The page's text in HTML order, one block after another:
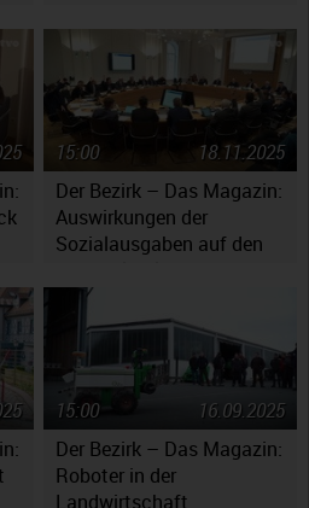
Oberfranken
Der Bezirk – Das Magazin:
Auswirkungen der
Sozialausgaben auf den
18.11.2025
15:00
Der Bezirk – Das Magazin:
Roboter in der
Landwirtschaft
16.09.2025
15:00